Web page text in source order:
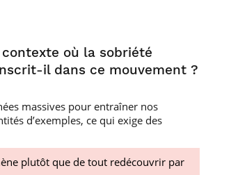
où la sobriété
il dans ce mouvement ?
massives pour entraîner nos
d’exemples, ce qui exige des
plutôt que de tout redécouvrir par